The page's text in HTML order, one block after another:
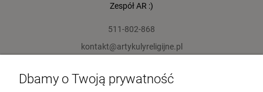
Zespół AR :)
511-802-868
kontakt@artykulyreligijne.pl
Pomoc
Dbamy o Twoją prywatność